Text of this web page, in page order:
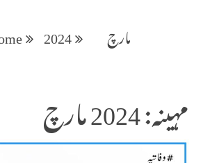
2024 مارچ
مہینہ: 2024 مارچ